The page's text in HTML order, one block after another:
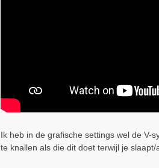
Ik heb in de grafische settings wel de V-
te knallen als die dit doet terwijl je